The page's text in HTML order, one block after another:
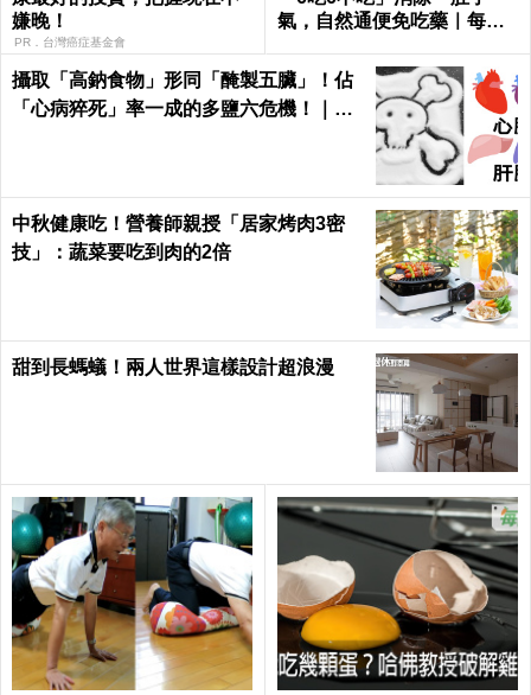
嫌晚！
PR．台灣癌症基金會
氣，自然通便免吃藥｜每日
攝取「高鈉食物」形同「醃製五臟」！佔
「心病猝死」率一成的多鹽六危機！｜每
中秋健康吃！營養師親授「居家烤肉3密
技」：蔬菜要吃到肉的2倍
甜到長螞蟻！兩人世界這樣設計超浪漫